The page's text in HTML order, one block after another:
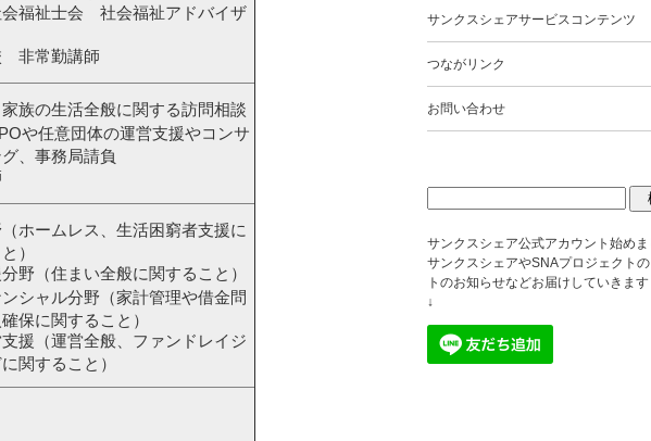
サンクスシェアサービスコンテンツ
つながリンク
お問い合わせ
サンクスシェア公式アカウント始めま
サンクスシェアやSNAプロジェクト
トのお知らせなどお届けしていきます
↓
会福祉士会 社会福祉アドバイザ
非常勤講師
族の生活全般に関する訪問相談
や任意団体の運営支援やコンサ
、事務局請負
ホームレス、生活困窮者支援に
）
野（住まい全般に関すること）
シャル分野（家計管理や借金問
保に関すること）
援（運営全般、ファンドレイジ
関すること）